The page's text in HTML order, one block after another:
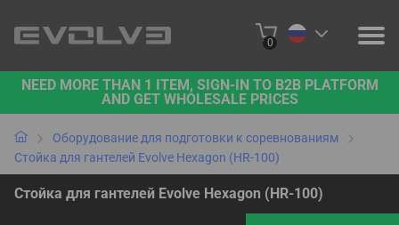
0
ПРОДУКЦИЯ
ПРОЕКТЫ
О НАС
NEED MORE THAN 1 ITEM, SIGN-IN TO B2B PLATFORM
AND GET WHOLESALE PRICES
Оборудование для подготовки к соревнованиям
Стойка для гантелей Evolve Hexagon (HR-100)
Стойка для гантелей Evolve Hexagon (HR-100)